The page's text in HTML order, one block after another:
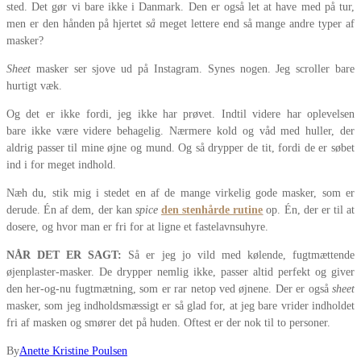
sted. Det gør vi bare ikke i Danmark. Den er også let at have med på tur,
men er den hånden på hjertetså meget lettere end så mange andre typer af
masker?
Sheet masker ser sjove ud på Instagram. Synes nogen. Jeg scroller bare
hurtigt væk.
Og det er ikke fordi, jeg ikke har prøvet. Indtil videre har oplevelsen
bare ikke være videre behagelig. Nærmere kold og våd med huller, der
aldrig passer til mine øjne og mund. Og så drypper de tit, fordi de er søbet
ind i for meget indhold.
Næh du, stik mig i stedet en af de mange virkelig gode masker, som er
derude. Én af dem, der kan spice den stenhårde rutine op. Én, der er til at
dosere, og hvor man er fri for at ligne et fastelavnsuhyre.
NÅR DET ER SAGT: Så er jeg jo vild med kølende, fugtmættende
øjenplaster-masker. De drypper nemlig ikke, passer altid perfekt og giver
den her-og-nu fugtmætning, som er rar netop ved øjnene. Der er også sheet
masker, som jeg indholdsmæssigt er så glad for, at jeg bare vrider indholdet
fri af masken og smører det på huden. Oftest er der nok til to personer.
ByAnette Kristine Poulsen